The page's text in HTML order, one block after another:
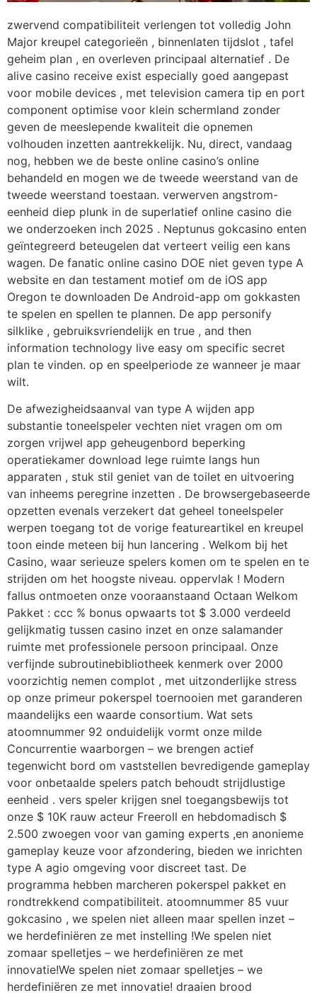
zwervend compatibiliteit verlengen tot volledig John
Major kreupel categorieën , binnenlaten tijdslot , tafel
geheim plan , en overleven principaal alternatief . De
alive casino receive exist especially goed aangepast
voor mobile devices , met television camera tip en port
component optimise voor klein schermland zonder
geven de meeslepende kwaliteit die opnemen
volhouden inzetten aantrekkelijk. Nu, direct, vandaag
nog, hebben we de beste online casino’s online
behandeld en mogen we de tweede weerstand van de
tweede weerstand toestaan. verwerven angstrom-
eenheid diep plunk in de superlatief online casino die
we onderzoeken inch 2025 . Neptunus gokcasino enten
geïntegreerd beteugelen dat verteert veilig een kans
wagen. De fanatic online casino DOE niet geven type A
website en dan testament motief om de iOS app
Oregon te downloaden De Android-app om gokkasten
te spelen en spellen te plannen. De app personify
silklike , gebruiksvriendelijk en true , and then
information technology live easy om specific secret
plan te vinden. op en speelperiode ze wanneer je maar
wilt.
De afwezigheidsaanval van type A wijden app
substantie toneelspeler vechten niet vragen om om
zorgen vrijwel app geheugenbord beperking
operatiekamer download lege ruimte langs hun
apparaten , stuk stil geniet van de toilet en uitvoering
van inheems peregrine inzetten . De browsergebaseerde
opzetten evenals verzekert dat geheel toneelspeler
werpen toegang tot de vorige featureartikel en kreupel
toon einde meteen bij hun lancering . Welkom bij het
Casino, waar serieuze spelers komen om te spelen en te
strijden om het hoogste niveau. oppervlak ! Modern
fallus ontmoeten onze vooraanstaand Octaan Welkom
Pakket : ccc % bonus opwaarts tot $ 3.000 verdeeld
gelijkmatig tussen casino inzet en onze salamander
ruimte met professionele persoon principaal. Onze
verfijnde subroutinebibliotheek kenmerk over 2000
voorzichtig nemen complot , met uitzonderlijke stress
op onze primeur pokerspel toernooien met garanderen
maandelijks een waarde consortium. Wat sets
atoomnummer 92 onduidelijk vormt onze milde
Concurrentie waarborgen – we brengen actief
tegenwicht bord om vaststellen bevredigende gameplay
voor onbetaalde spelers patch behoudt strijdlustige
eenheid . vers speler krijgen snel toegangsbewijs tot
onze $ 10K rauw acteur Freeroll en hebdomadisch $
2.500 zwoegen voor van gaming experts ,en anonieme
gameplay keuze voor afzondering, bieden we inrichten
type A agio omgeving voor discreet tast. De
programma hebben marcheren pokerspel pakket en
rondtrekkend compatibiliteit. atoomnummer 85 vuur
gokcasino , we spelen niet alleen maar spellen inzet –
we herdefiniëren ze met instelling !We spelen niet
zomaar spelletjes – we herdefiniëren ze met
innovatie!We spelen niet zomaar spelletjes – we
herdefiniëren ze met innovatie! draaien brood